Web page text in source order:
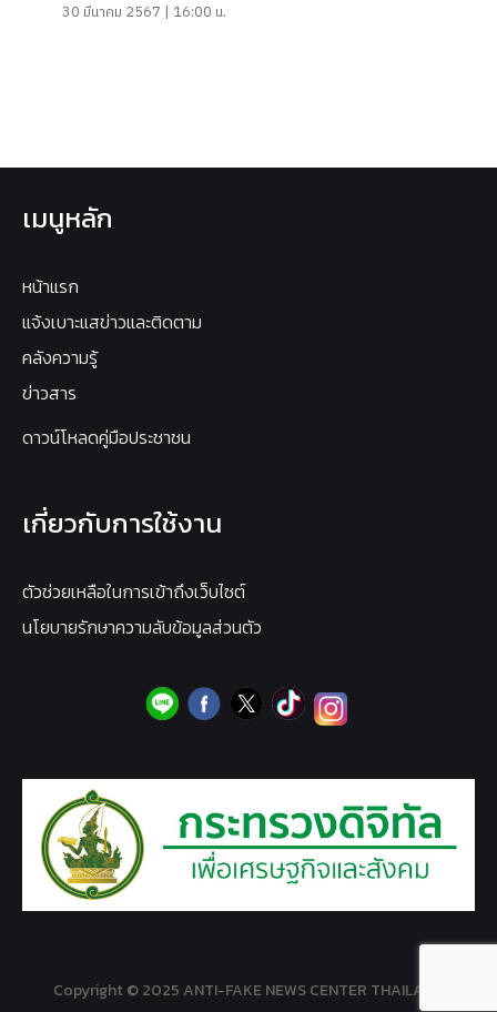
30 มีนาคม 2567 | 16:00 น.
เมนูหลัก
หน้าแรก
แจ้งเบาะแสข่าวและติดตาม
คลังความรู้
ข่าวสาร
ดาวน์โหลดคู่มือประชาชน
เกี่ยวกับการใช้งาน
ตัวช่วยเหลือในการเข้าถึงเว็บไซต์
นโยบายรักษาความลับข้อมูลส่วนตัว
Copyright © 2025 ANTI-FAKE NEWS CENTER THAILAND